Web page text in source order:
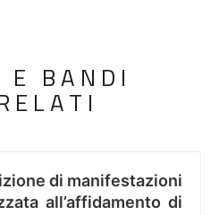
BANDI
di manifestazioni
all’affidamento di